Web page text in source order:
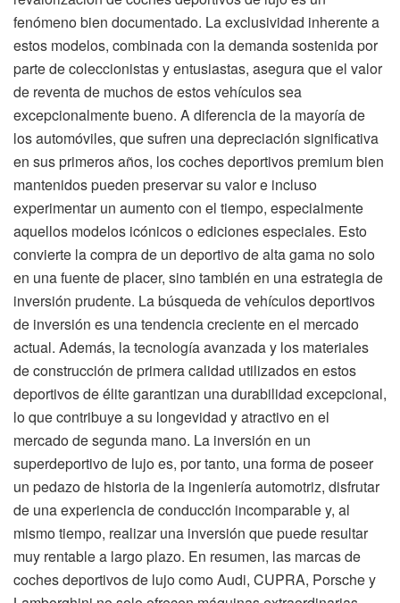
fenómeno bien documentado. La exclusividad inherente a
estos modelos, combinada con la demanda sostenida por
parte de coleccionistas y entusiastas, asegura que el valor
de reventa de muchos de estos vehículos sea
excepcionalmente bueno. A diferencia de la mayoría de
los automóviles, que sufren una depreciación significativa
en sus primeros años, los coches deportivos premium bien
mantenidos pueden preservar su valor e incluso
experimentar un aumento con el tiempo, especialmente
aquellos modelos icónicos o ediciones especiales. Esto
convierte la compra de un deportivo de alta gama no solo
en una fuente de placer, sino también en una estrategia de
inversión prudente. La búsqueda de vehículos deportivos
de inversión es una tendencia creciente en el mercado
actual. Además, la tecnología avanzada y los materiales
de construcción de primera calidad utilizados en estos
deportivos de élite garantizan una durabilidad excepcional,
lo que contribuye a su longevidad y atractivo en el
mercado de segunda mano. La inversión en un
superdeportivo de lujo es, por tanto, una forma de poseer
un pedazo de historia de la ingeniería automotriz, disfrutar
de una experiencia de conducción incomparable y, al
mismo tiempo, realizar una inversión que puede resultar
muy rentable a largo plazo. En resumen, las marcas de
coches deportivos de lujo como Audi, CUPRA, Porsche y